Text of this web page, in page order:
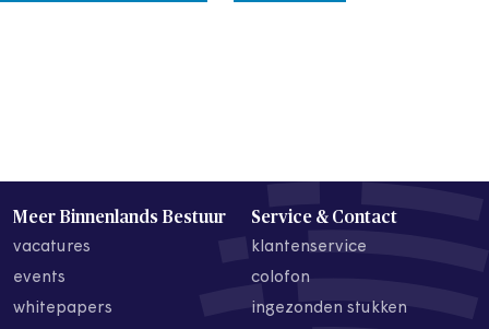
Meer Binnenlands Bestuur
vacatures
events
whitepapers
Service & Contact
klantenservice
colofon
ingezonden stukken